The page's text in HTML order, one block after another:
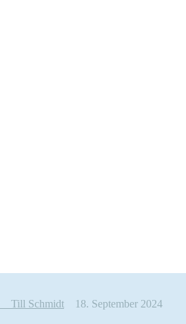
Till Schmidt 18. September 2024